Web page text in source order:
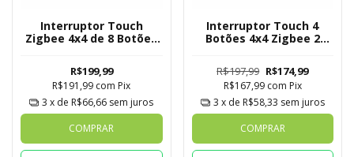
Interruptor Touch
Zigbee 4x4 de 8 Botões
R$199,99
R$191,99 com Pix
3 x de R$66,66 sem juros
COMPRAR
Interruptor Touch 4
Botões 4x4 Zigbee 2
R$197,99 R$174,99
R$167,99 com Pix
3 x de R$58,33 sem juros
COMPRAR